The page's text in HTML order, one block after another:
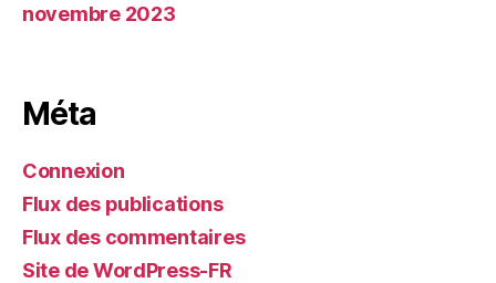
novembre 2023
Méta
Connexion
Flux des publications
Flux des commentaires
Site de WordPress-FR